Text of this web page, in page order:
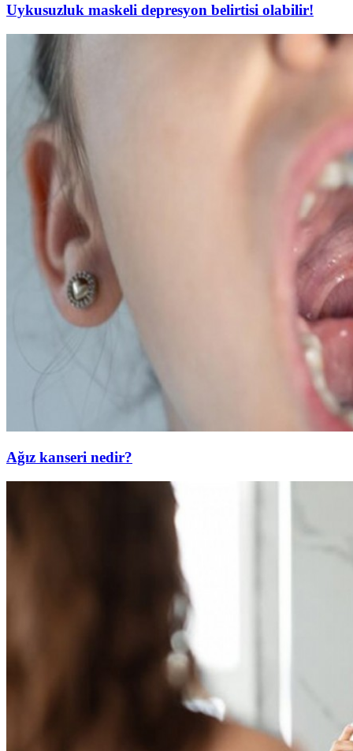
Uykusuzluk maskeli depresyon belirtisi olabilir!
Ağız kanseri nedir?